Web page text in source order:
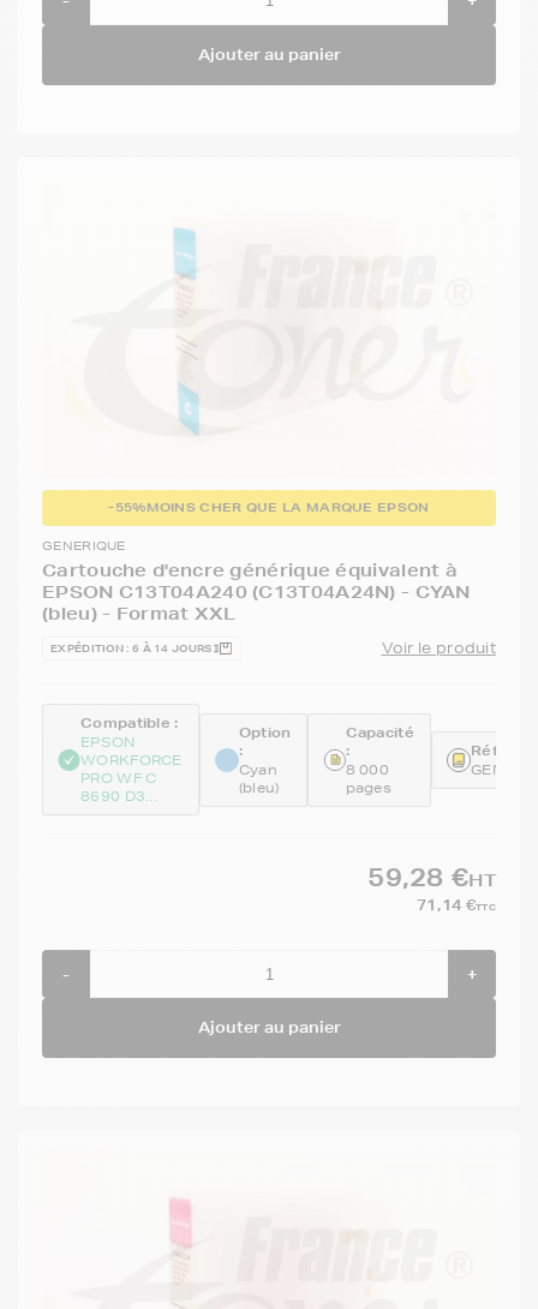
Ajouter au panier
-55%MOINS CHER QUE LA MARQUE EPSON
GENERIQUE
Cartouche d'encre générique équivalent à
EPSON C13T04A240 (C13T04A24N) - CYAN
(bleu) - Format XXL
EXPÉDITION : 6 À 14 JOURS Voir le produit
Compatible :
EPSON
WORKFORCE
PRO WF C
8690 D3...
Option
:
Cyan
(bleu)
Capacité
:
8 000
pages
59,28 €HT
71,14 €TTC
- +
Ajouter au panier